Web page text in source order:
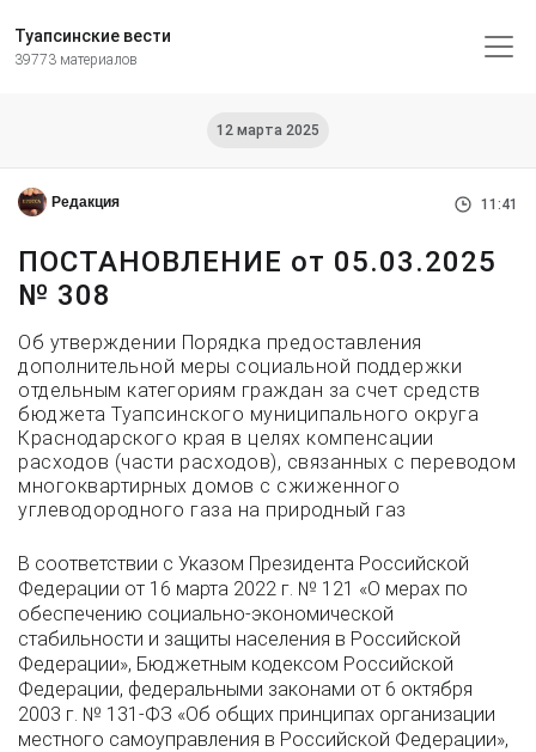
Туапсинские вести
39773 материалов
12 марта 2025
Редакция 11:41
ПОСТАНОВЛЕНИЕ от 05.03.2025
№ 308
Об утверждении Порядка предоставления
дополнительной меры социальной поддержки
отдельным категориям граждан за счет средств
бюджета Туапсинского муниципального округа
Краснодарского края в целях компенсации
расходов (части расходов), связанных с переводом
многоквартирных домов с сжиженного
углеводородного газа на природный газ
В соответствии с Указом Президента Российской
Федерации от 16 марта 2022 г. № 121 «О мерах по
обеспечению социально-экономической
стабильности и защиты населения в Российской
Федерации», Бюджетным кодексом Российской
Федерации, федеральными законами от 6 октября
2003 г. № 131-ФЗ «Об общих принципах организации
местного самоуправления в Российской Федерации»,